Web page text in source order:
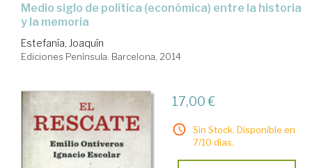
medio siglo de política (económica) entre la historia
y la memoria
Estefanía, Joaquín
Ediciones Península. Barcelona, 2014
17,00 €
Sin Stock. Disponible en
7/10 días.